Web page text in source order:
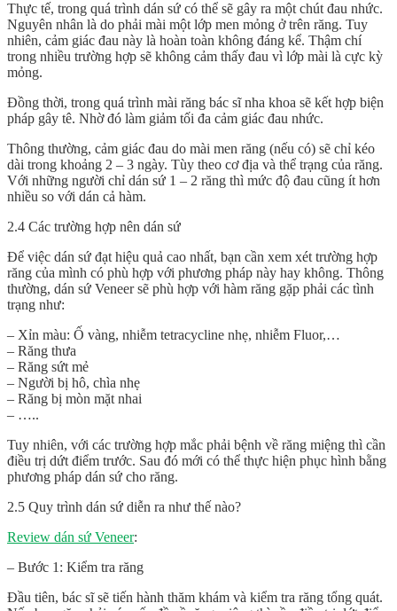
Thực tế, trong quá trình dán sứ có thể sẽ gây ra một chút đau nhức.
Nguyên nhân là do phải mài một lớp men mỏng ở trên răng. Tuy
nhiên, cảm giác đau này là hoàn toàn không đáng kể. Thậm chí
trong nhiều trường hợp sẽ không cảm thấy đau vì lớp mài là cực kỳ
mỏng.
Đồng thời, trong quá trình mài răng bác sĩ nha khoa sẽ kết hợp biện
pháp gây tê. Nhờ đó làm giảm tối đa cảm giác đau nhức.
Thông thường, cảm giác đau do mài men răng (nếu có) sẽ chỉ kéo
dài trong khoảng 2 – 3 ngày. Tùy theo cơ địa và thể trạng của răng.
Với những người chỉ dán sứ 1 – 2 răng thì mức độ đau cũng ít hơn
nhiều so với dán cả hàm.
2.4 Các trường hợp nên dán sứ
Để việc dán sứ đạt hiệu quả cao nhất, bạn cần xem xét trường hợp
răng của mình có phù hợp với phương pháp này hay không. Thông
thường, dán sứ Veneer sẽ phù hợp với hàm răng gặp phải các tình
trạng như:
– Xỉn màu: Ố vàng, nhiễm tetracycline nhẹ, nhiễm Fluor,…
– Răng thưa
– Răng sứt mẻ
– Người bị hô, chìa nhẹ
– Răng bị mòn mặt nhai
– …..
Tuy nhiên, với các trường hợp mắc phải bệnh về răng miệng thì cần
điều trị dứt điểm trước. Sau đó mới có thể thực hiện phục hình bằng
phương pháp dán sứ cho răng.
2.5 Quy trình dán sứ diễn ra như thế nào?
Review dán sứ Veneer:
– Bước 1: Kiểm tra răng
Đầu tiên, bác sĩ sẽ tiến hành thăm khám và kiểm tra răng tổng quát.